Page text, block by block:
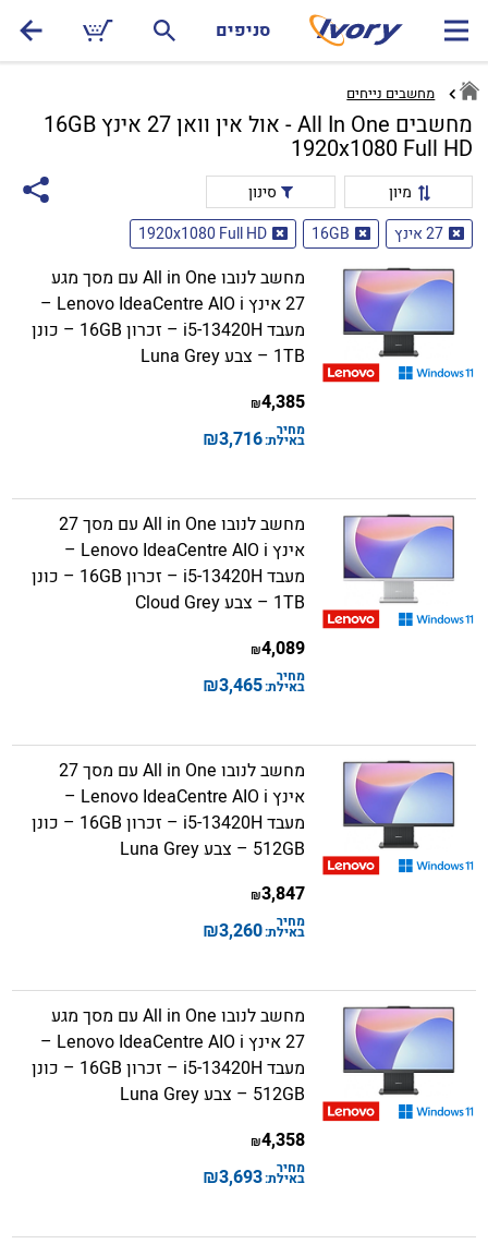
סניפים
מחשבים נייחים
מחשבים All In One - אול אין וואן 27 אינץ 16GB
1920x1080 Full HD
מיון
סינון
27 אינץ
16GB
1920x1080 Full HD
מחשב לנובו All in One עם מסך מגע
27 אינץ Lenovo IdeaCentre AIO i –
מעבד i5-13420H – זכרון 16GB – כונן
1TB – צבע Luna Grey
4,385
₪
מחיר
באילת:3,716
₪
מחשב לנובו All in One עם מסך 27
אינץ Lenovo IdeaCentre AIO i –
מעבד i5-13420H – זכרון 16GB – כונן
1TB – צבע Cloud Grey
4,089
₪
מחיר
באילת:3,465
₪
מחשב לנובו All in One עם מסך 27
אינץ Lenovo IdeaCentre AIO i –
מעבד i5-13420H – זכרון 16GB – כונן
512GB – צבע Luna Grey
3,847
₪
מחיר
באילת:3,260
₪
מחשב לנובו All in One עם מסך מגע
27 אינץ Lenovo IdeaCentre AIO i –
מעבד i5-13420H – זכרון 16GB – כונן
512GB – צבע Luna Grey
4,358
₪
מחיר
באילת:3,693
₪